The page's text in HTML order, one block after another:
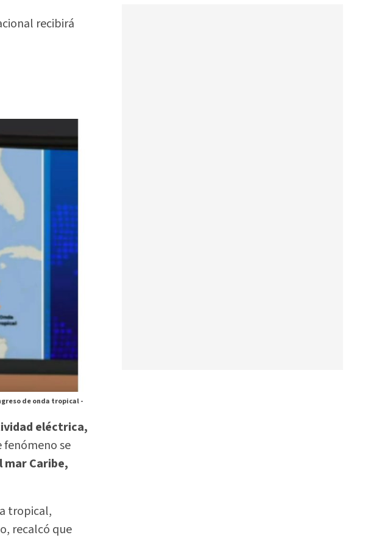
recibirá
de onda tropical -
eléctrica,
fenómeno se
mar Caribe,
tropical,
recalcó que